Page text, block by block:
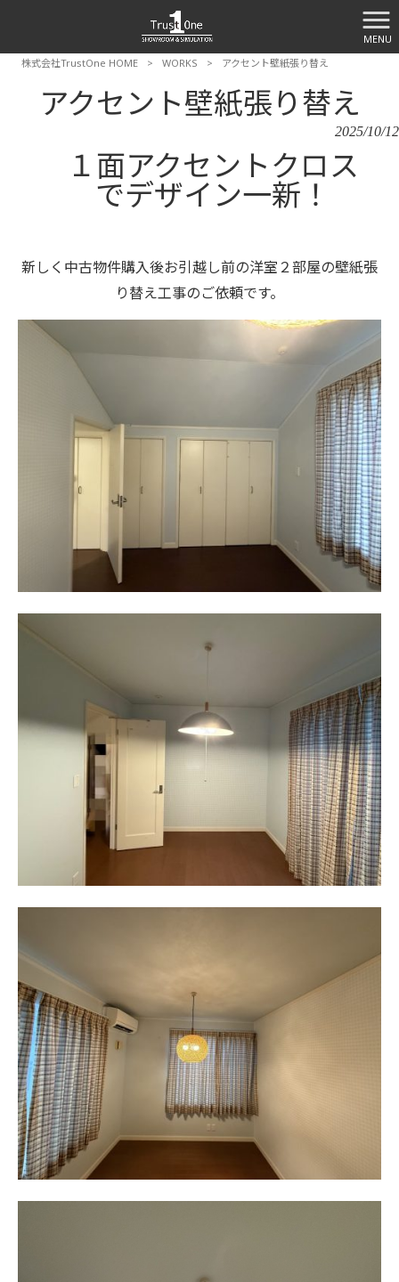
MENU
株式会社TrustOne HOME
> WORKS > アクセント壁紙張り替え
アクセント壁紙張り替え
2025/10/12
１面アクセントクロス
でデザイン一新！
新しく中古物件購入後お引越し前の洋室２部屋の壁紙張
り替え工事のご依頼です。